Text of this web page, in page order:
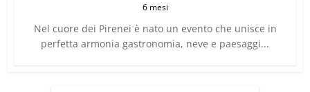
6 mesi
Nel cuore dei Pirenei è nato un evento che unisce in
perfetta armonia gastronomia, neve e paesaggi...